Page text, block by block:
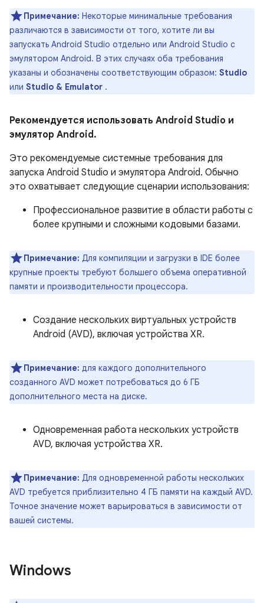
Примечание: Некоторые минимальные требования
различаются в зависимости от того, хотите ли вы
запускать Android Studio отдельно или Android Studio с
эмулятором Android. В этих случаях оба требования
указаны и обозначены соответствующим образом: Studio
или Studio & Emulator .
Рекомендуется использовать Android Studio и
эмулятор Android.
Это рекомендуемые системные требования для
запуска Android Studio и эмулятора Android. Обычно
это охватывает следующие сценарии использования:
Профессиональное развитие в области работы с
более крупными и сложными кодовыми базами.
Примечание: Для компиляции и загрузки в IDE более
крупные проекты требуют большего объема оперативной
памяти и производительности процессора.
Создание нескольких виртуальных устройств
Android (AVD), включая устройства XR.
Примечание: для каждого дополнительного
созданного AVD может потребоваться до 6 ГБ
дополнительного места на диске.
Одновременная работа нескольких устройств
AVD, включая устройства XR.
Примечание: Для одновременной работы нескольких
AVD требуется приблизительно 4 ГБ памяти на каждый AVD.
Точное значение может варьироваться в зависимости от
вашей системы.
Windows